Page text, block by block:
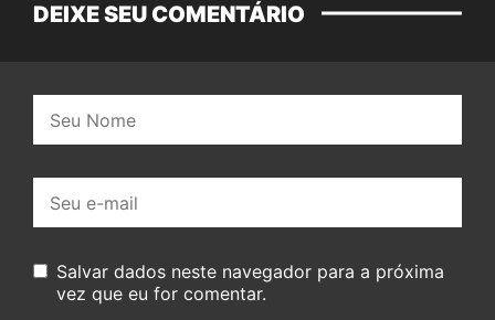
DEIXE SEU COMENTÁRIO
mail:
Salvar dados neste navegador para a próxima
vez que eu for comentar.